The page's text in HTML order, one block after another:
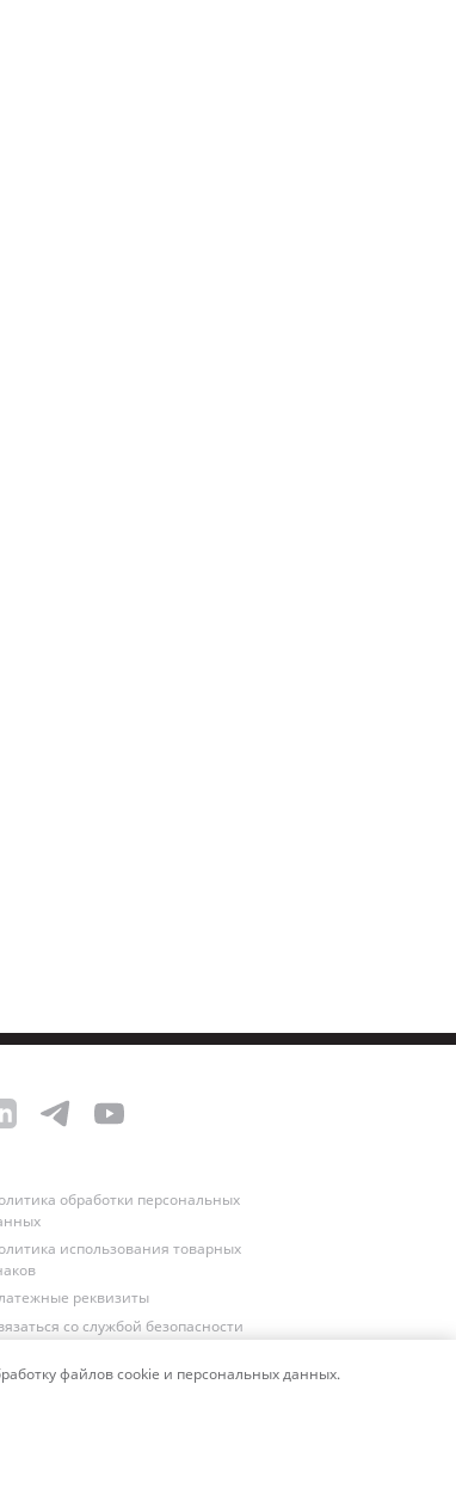
обработки персональных
использования товарных
реквизиты
со службой безопасности
файлов cookie и персональных данных.